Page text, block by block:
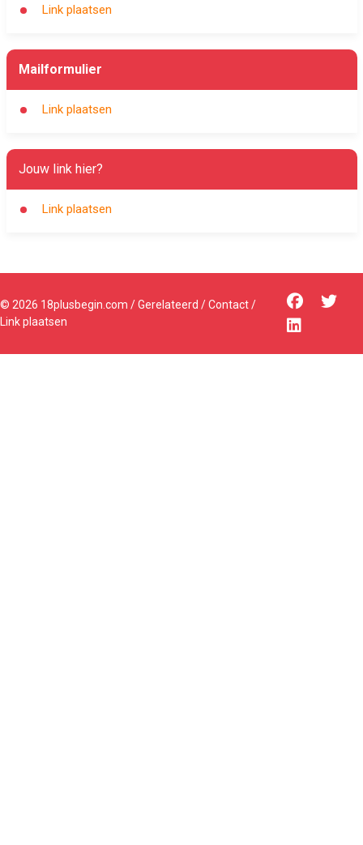
Link plaatsen
Mailformulier
Link plaatsen
Jouw link hier?
Link plaatsen
© 2026 18plusbegin.com /Gerelateerd /Contact/
Link plaatsen